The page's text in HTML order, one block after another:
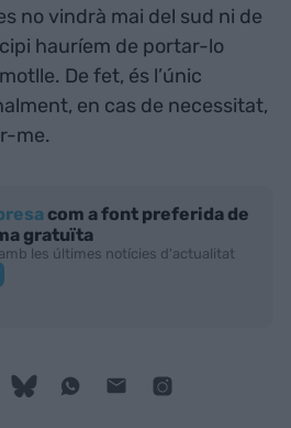
no vindrà mai del sud ni de
hauríem de portar-lo
De fet, és l’únic
en cas de necessitat,
me.
com a font preferida de
gratuïta
les últimes notícies d'actualitat